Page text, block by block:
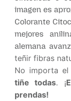
imagen es
Colorante
mejores
alemana
teñir fibras
No importa
tiñe todas. ¡
prendas!